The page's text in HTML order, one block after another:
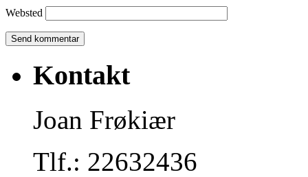
Websted
Kontakt
Joan Frøkiær
Tlf.: 22632436